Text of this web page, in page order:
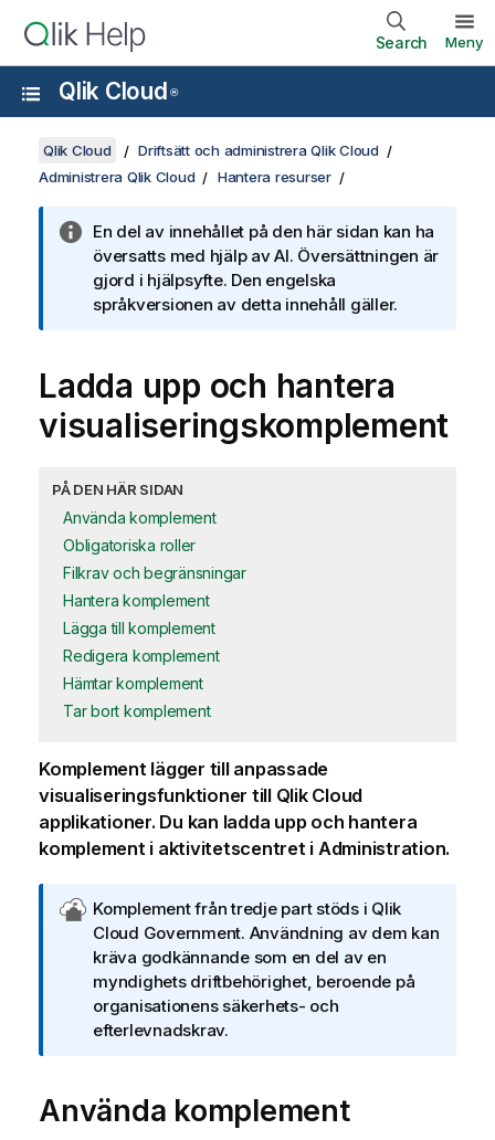
Search Meny
Qlik Cloud ®
Qlik Cloud
Driftsätt och administrera Qlik Cloud
Administrera Qlik Cloud
Hantera resurser
En del av innehållet på den här sidan kan ha
översatts med hjälp av AI. Översättningen är
gjord i hjälpsyfte. Den engelska
språkversionen av detta innehåll gäller.
Ladda upp och hantera
visualiseringskomplement
PÅ DEN HÄR SIDAN
Använda komplement
Obligatoriska roller
Filkrav och begränsningar
Hantera komplement
Lägga till komplement
Redigera komplement
Hämtar komplement
Tar bort komplement
Komplement lägger till anpassade
visualiseringsfunktioner till Qlik Cloud
applikationer. Du kan ladda upp och hantera
komplement i aktivitetscentret i Administration.
I
n
f
o
r
m
i
o
Komplement från tredje part stöds i Qlik
Cloud Government. Användning av dem kan
kräva godkännande som en del av en
myndighets driftbehörighet, beroende på
organisationens säkerhets- och
efterlevnadskrav.
Använda komplement